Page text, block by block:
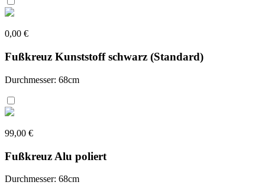
0,00 €
Fußkreuz Kunststoff schwarz (Standard)
Durchmesser: 68cm
99,00 €
Fußkreuz Alu poliert
Durchmesser: 68cm